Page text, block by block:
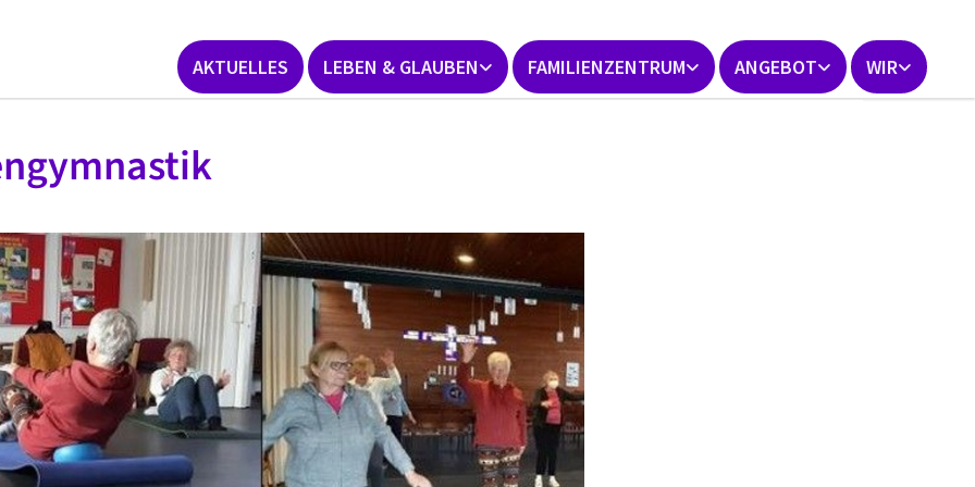
AKTUELLES LEBEN & GLAUBEN FAMILIENZENTRUM ANGEBOT WIR